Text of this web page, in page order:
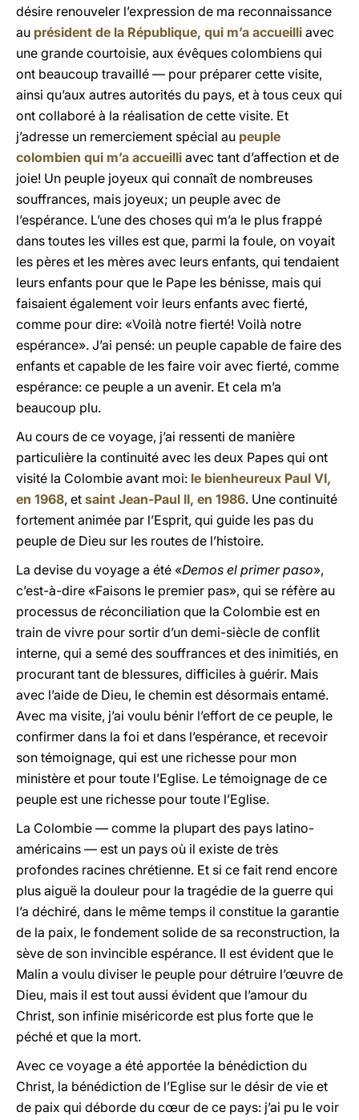
désire renouveler l’expression de ma reconnaissance
au président de la République, qui m’a accueilli avec
une grande courtoisie, aux évêques colombiens qui
ont beaucoup travaillé — pour préparer cette visite,
ainsi qu’aux autres autorités du pays, et à tous ceux qui
ont collaboré à la réalisation de cette visite. Et
j’adresse un remerciement spécial au peuple
colombien qui m’a accueilli avec tant d’affection et de
joie! Un peuple joyeux qui connaît de nombreuses
souffrances, mais joyeux; un peuple avec de
l’espérance. L’une des choses qui m’a le plus frappé
dans toutes les villes est que, parmi la foule, on voyait
les pères et les mères avec leurs enfants, qui tendaient
leurs enfants pour que le Pape les bénisse, mais qui
faisaient également voir leurs enfants avec fierté,
comme pour dire: «Voilà notre fierté! Voilà notre
espérance». J’ai pensé: un peuple capable de faire des
enfants et capable de les faire voir avec fierté, comme
espérance: ce peuple a un avenir. Et cela m’a
beaucoup plu.
Au cours de ce voyage, j’ai ressenti de manière
particulière la continuité avec les deux Papes qui ont
visité la Colombie avant moi: le bienheureux Paul VI,
en 1968, et saint Jean-Paul II, en 1986. Une continuité
fortement animée par l’Esprit, qui guide les pas du
peuple de Dieu sur les routes de l’histoire.
La devise du voyage a été «Demos el primer paso»,
c’est-à-dire «Faisons le premier pas», qui se réfère au
processus de réconciliation que la Colombie est en
train de vivre pour sortir d’un demi-siècle de conflit
interne, qui a semé des souffrances et des inimitiés, en
procurant tant de blessures, difficiles à guérir. Mais
avec l’aide de Dieu, le chemin est désormais entamé.
Avec ma visite, j’ai voulu bénir l’effort de ce peuple, le
confirmer dans la foi et dans l’espérance, et recevoir
son témoignage, qui est une richesse pour mon
ministère et pour toute l’Eglise. Le témoignage de ce
peuple est une richesse pour toute l’Eglise.
La Colombie — comme la plupart des pays latino-
américains — est un pays où il existe de très
profondes racines chrétienne. Et si ce fait rend encore
plus aiguë la douleur pour la tragédie de la guerre qui
l’a déchiré, dans le même temps il constitue la garantie
de la paix, le fondement solide de sa reconstruction, la
sève de son invincible espérance. Il est évident que le
Malin a voulu diviser le peuple pour détruire l’œuvre de
Dieu, mais il est tout aussi évident que l’amour du
Christ, son infinie miséricorde est plus forte que le
péché et que la mort.
Avec ce voyage a été apportée la bénédiction du
Christ, la bénédiction de l’Eglise sur le désir de vie et
de paix qui déborde du cœur de ce pays: j’ai pu le voir